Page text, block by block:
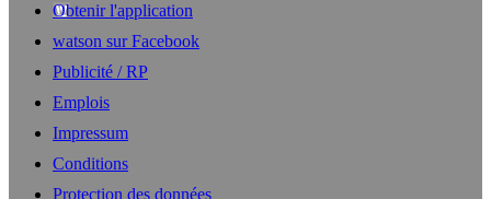
Obtenir l'application
watson sur Facebook
Publicité / RP
Emplois
Impressum
Conditions
Protection des données